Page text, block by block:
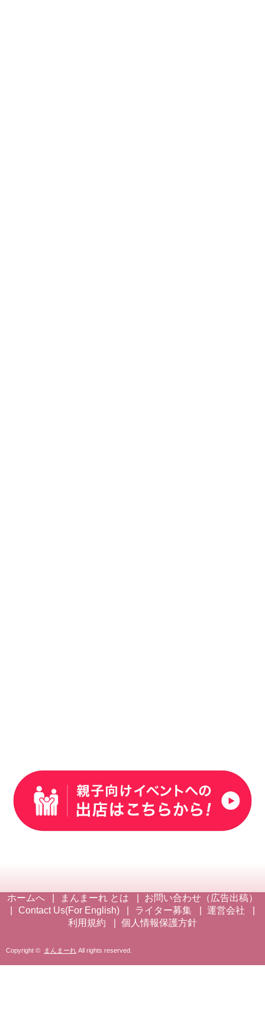
ホームへ まんまーれ とは
お問い合わせ（広告出稿）
Contact Us(For English)
ライター募集
運営会社
利用規約
個人情報保護方針
Copyright © まんまーれ All rights reserved.